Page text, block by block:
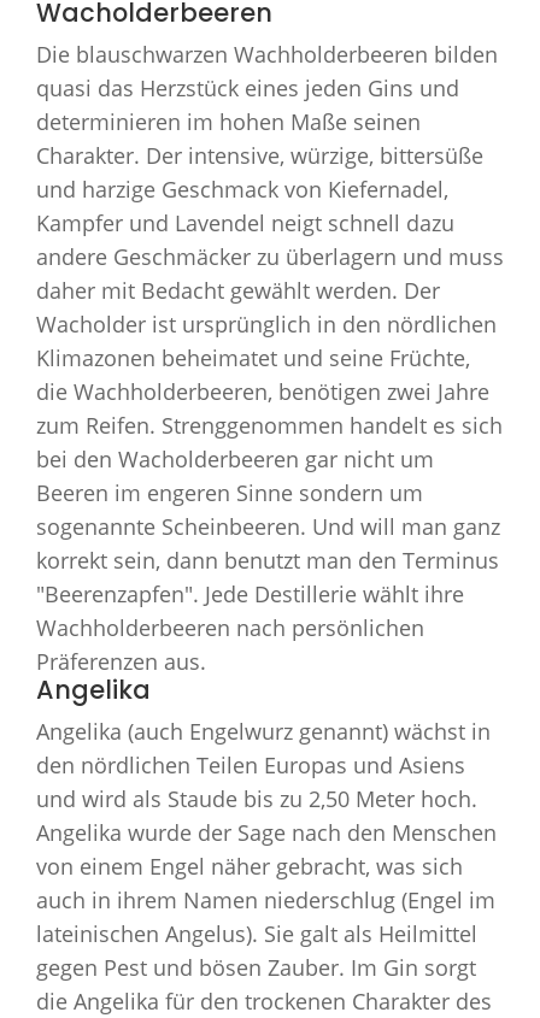
Wacholderbeeren
Die blauschwarzen Wachholderbeeren bilden
quasi das Herzstück eines jeden Gins und
determinieren im hohen Maße seinen
Charakter. Der intensive, würzige, bittersüße
und harzige Geschmack von Kiefernadel,
Kampfer und Lavendel neigt schnell dazu
andere Geschmäcker zu überlagern und muss
daher mit Bedacht gewählt werden. Der
Wacholder ist ursprünglich in den nördlichen
Klimazonen beheimatet und seine Früchte,
die Wachholderbeeren, benötigen zwei Jahre
zum Reifen. Strenggenommen handelt es sich
bei den Wacholderbeeren gar nicht um
Beeren im engeren Sinne sondern um
sogenannte Scheinbeeren. Und will man ganz
korrekt sein, dann benutzt man den Terminus
"Beerenzapfen". Jede Destillerie wählt ihre
Wachholderbeeren nach persönlichen
Präferenzen aus.
Angelika
Angelika (auch Engelwurz genannt) wächst in
den nördlichen Teilen Europas und Asiens
und wird als Staude bis zu 2,50 Meter hoch.
Angelika wurde der Sage nach den Menschen
von einem Engel näher gebracht, was sich
auch in ihrem Namen niederschlug (Engel im
lateinischen Angelus). Sie galt als Heilmittel
gegen Pest und bösen Zauber. Im Gin sorgt
die Angelika für den trockenen Charakter des